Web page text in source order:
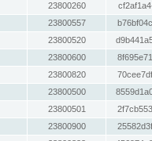
23800260
23800557
23800520
23800600
23800820
23800500
23800501
23800900